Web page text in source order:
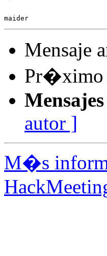
Mensaje
Pr�ximo
autor ]
M�s